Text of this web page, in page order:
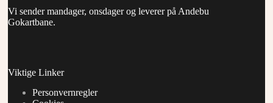
Vi sender mandager, onsdager og leverer på Andebu
Gokartbane.
Viktige Linker
Personvernregler